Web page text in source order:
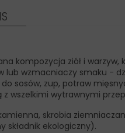
kompozycja ziół i
lub wzmacniaczy smaku -
sosów, zup, potraw
wszelkimi wytrawnymi
skrobia
składnik ekologiczny).